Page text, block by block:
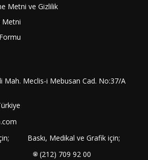
Metni ve Gizlilik
Metni
Mah. Meclis-i Mebusan Cad. No:37/A
Baskı, Medikal ve Grafik için;
(212) 709 92 00